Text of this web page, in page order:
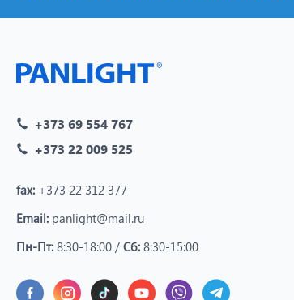
+373 69 554 767
+373 22 009 525
fax: +373 22 312 377
Email: panlight@mail.ru
Пн-Пт: 8:30-18:00 / Сб: 8:30-15:00